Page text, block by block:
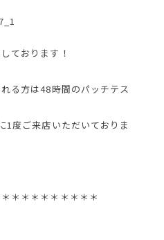
ております！
る方は48時間のパッチテス
度ご来店いただいておりま
＊＊＊＊＊＊＊＊＊